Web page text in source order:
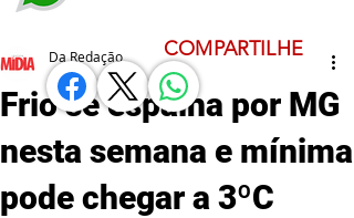
Frio se espalha por MG
nesta semana e mínima
pode chegar a 3ºC
Da Redação COMPARTILHE